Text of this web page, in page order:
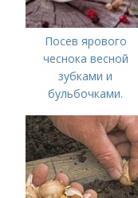
Посев ярового
чеснока весной
зубками и
бульбочками.
посадки озимого
чеснока